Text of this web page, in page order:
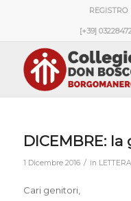
REGISTRO
[+39]
DICEMBRE:
1 Dicembre 2016 / in
Cari genitori,